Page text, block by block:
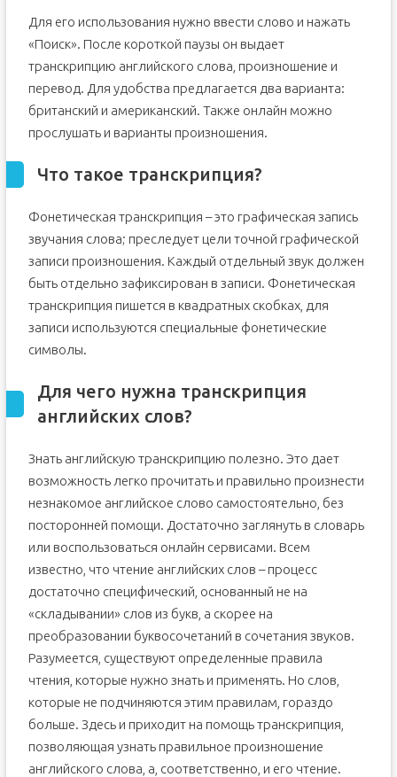
Для его использования нужно ввести слово и нажать
«Поиск». После короткой паузы он выдает
транскрипцию английского слова, произношение и
перевод. Для удобства предлагается два варианта:
британский и американский. Также онлайн можно
прослушать и варианты произношения.
Что такое транскрипция?
Фонетическая транскрипция – это графическая запись
звучания слова; преследует цели точной графической
записи произношения. Каждый отдельный звук должен
быть отдельно зафиксирован в записи. Фонетическая
транскрипция пишется в квадратных скобках, для
записи используются специальные фонетические
символы.
Для чего нужна транскрипция
английских слов?
Знать английскую транскрипцию полезно. Это дает
возможность легко прочитать и правильно произнести
незнакомое английское слово самостоятельно, без
посторонней помощи. Достаточно заглянуть в словарь
или воспользоваться онлайн сервисами. Всем
известно, что чтение английских слов – процесс
достаточно специфический, основанный не на
«складывании» слов из букв, а скорее на
преобразовании буквосочетаний в сочетания звуков.
Разумеется, существуют определенные правила
чтения, которые нужно знать и применять. Но слов,
которые не подчиняются этим правилам, гораздо
больше. Здесь и приходит на помощь транскрипция,
позволяющая узнать правильное произношение
английского слова, а, соответственно, и его чтение.